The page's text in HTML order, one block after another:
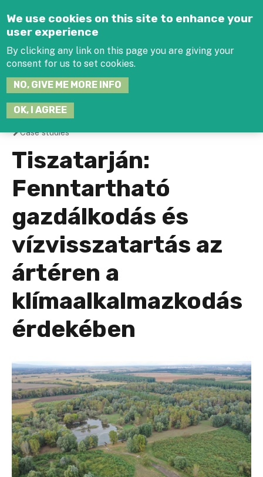
We use cookies on this site to enhance your
user experience
By clicking any link on this page you are giving your
consent for us to set cookies.
NO, GIVE ME MORE INFO
OK, I AGREE
You
are
here
Case studies
Tiszatarján:
Fenntartható
gazdálkodás és
vízvisszatartás az
ártéren a
klímaalkalmazkodás
érdekében